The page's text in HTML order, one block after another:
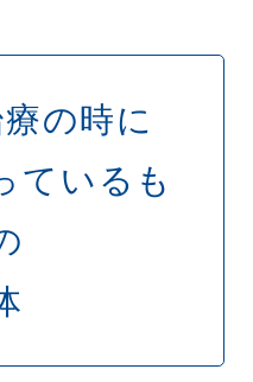
の時に
ているも